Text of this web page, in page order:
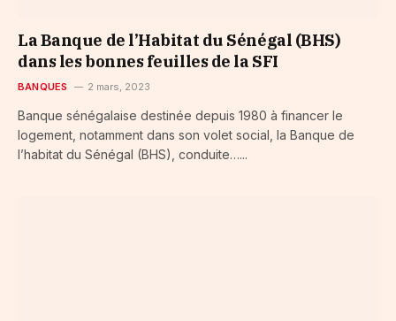
La Banque de l’Habitat du Sénégal (BHS)
dans les bonnes feuilles de la SFI
BANQUES 2 mars, 2023
Banque sénégalaise destinée depuis 1980 à financer le
logement, notamment dans son volet social, la Banque de
l’habitat du Sénégal (BHS), conduite…...